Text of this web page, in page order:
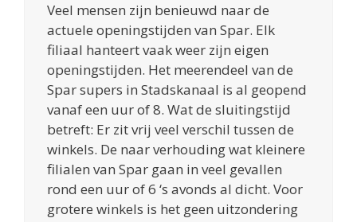
Veel mensen zijn benieuwd naar de
actuele openingstijden van Spar. Elk
filiaal hanteert vaak weer zijn eigen
openingstijden. Het meerendeel van de
Spar supers in Stadskanaal is al geopend
vanaf een uur of 8. Wat de sluitingstijd
betreft: Er zit vrij veel verschil tussen de
winkels. De naar verhouding wat kleinere
filialen van Spar gaan in veel gevallen
rond een uur of 6 ‘s avonds al dicht. Voor
grotere winkels is het geen uitzondering